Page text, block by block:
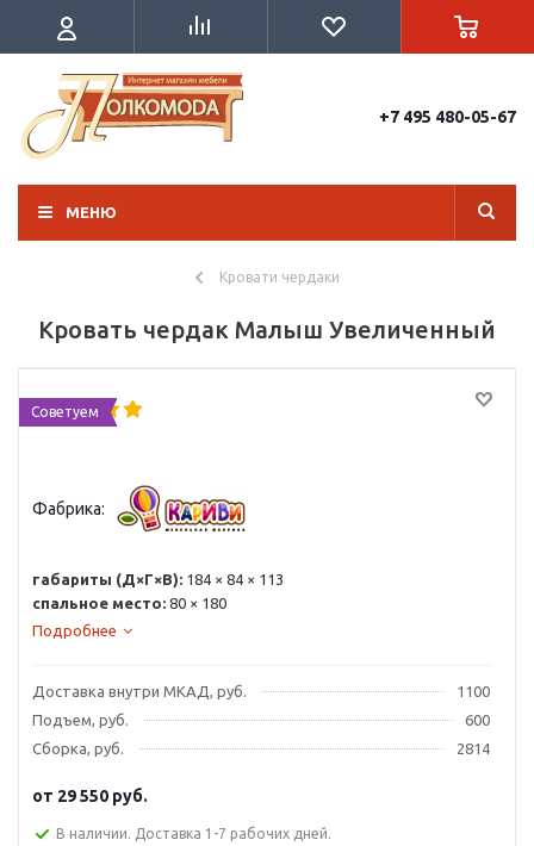
+7 495 480-05-67
МЕНЮ
Кровати чердаки
Кровать чердак Малыш Увеличенный
Советуем
Фабрика:
габариты (Д×Г×В): 184 × 84 × 113
спальное место: 80 × 180
Подробнее
Доставка внутри МКАД, руб.
1100
Подъем, руб.
600
Сборка, руб.
2814
от 29 550 руб.
В наличии. Доставка 1-7 рабочих дней.